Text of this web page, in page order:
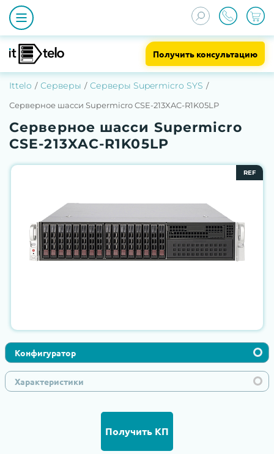
Получить консультацию
Ittelo Серверы Серверы Supermicro SYS
Серверное шасси Supermicro CSE-213XAC-R1K05LP
Серверное шасси Supermicro
CSE-213XAC-R1K05LP
REF
Конфигуратор
Характеристики
Получить КП